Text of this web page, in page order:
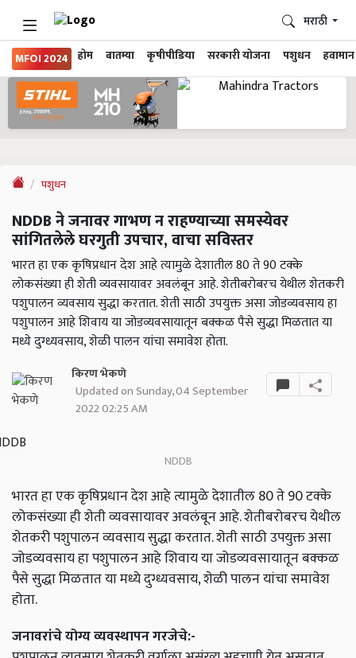
MFOI 2024 होम बातम्या कृषीपीडिया सरकारी योजना पशुधन हवामान
मराठी
पशुधन
NDDB ने जनावर गाभण न राहण्याच्या समस्येवर
सांगितलेले घरगुती उपचार, वाचा सविस्तर
भारत हा एक कृषिप्रधान देश आहे त्यामुळे देशातील 80 ते 90 टक्के
लोकसंख्या ही शेती व्यवसायावर अवलंबून आहे. शेतीबरोबरच येथील शेतकरी
पशुपालन व्यवसाय सुद्धा करतात. शेती साठी उपयुक्त असा जोडव्यवसाय हा
पशुपालन आहे शिवाय या जोडव्यवसायातून बक्कळ पैसे सुद्धा मिळतात या
मध्ये दुग्ध्यवसाय, शेळी पालन यांचा समावेश होता.
किरण भेकणे
Updated on Sunday, 04 September
2022 02:25 AM
NDDB
भारत हा एक कृषिप्रधान देश आहे त्यामुळे देशातील 80 ते 90 टक्के
लोकसंख्या ही शेती व्यवसायावर अवलंबून आहे. शेतीबरोबरच येथील
शेतकरी पशुपालन व्यवसाय सुद्धा करतात. शेती साठी उपयुक्त असा
जोडव्यवसाय हा पशुपालन आहे शिवाय या जोडव्यवसायातून बक्कळ
पैसे सुद्धा मिळतात या मध्ये दुग्ध्यवसाय, शेळी पालन यांचा समावेश
होता.
जनावरांचे योग्य व्यवस्थापन गरजेचे:-